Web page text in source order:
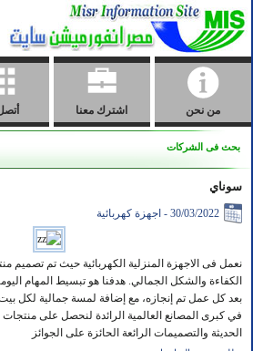
من نحن اشترك معنا
بحث فى الشركات
سوناي
30/03/2022 - اجهزة كهربائية
نعمل فى الاجهزة المنزلية الكهربائية حيث تم تصميم
الكفاءة والشكل الجمالي. هدفنا هو تبسيط المهام
بعد كل عمل تم إنجازه، مع إضافة لمسة جمالية لكل
في كبرى المصانع العالمية الرائدة لنحصل على منتجات
الحديثة والتصميمات الرائعة الحائزة على الجوائز